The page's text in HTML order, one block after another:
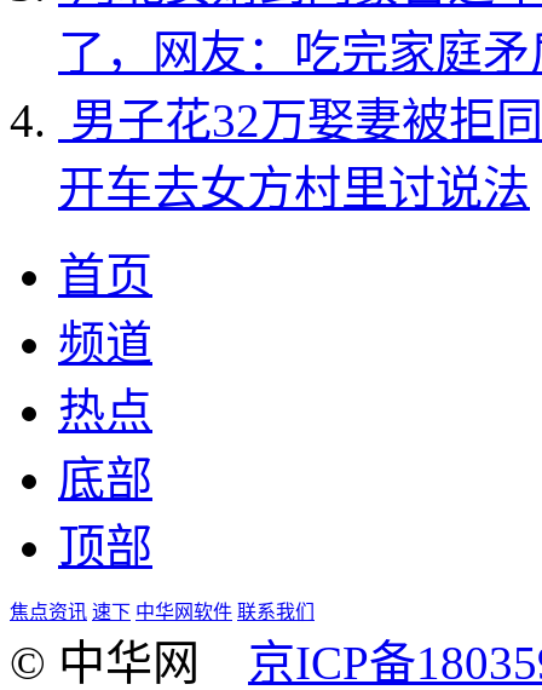
了，网友：吃完家庭
男子花32万娶妻被拒
开车去女方村里讨说法
首页
频道
热点
底部
顶部
焦点资讯 速下 中华网软件 联系我们
© 中华网 京ICP备